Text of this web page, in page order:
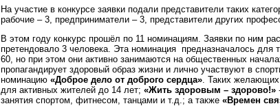
На участие в конкурсе заявки подали представители таких
рабочие – 3, предприниматели – 3, представители других
В этом году конкурс прошёл по 11 номинациям. Заявки по ним
претендовало 3 человека. Эта номинация предназначалось для
60, но при этом они активно занимаются на общественных
пропагандирует здоровый образ жизни и лично участвуют в
номинацию «Доброе дело от доброго сердца». Таких желающих
для активных жителей до 14 лет; «Жить здоровым – здорово!»
занятия спортом, фитнесом, танцами и т.д.; а также «Времен